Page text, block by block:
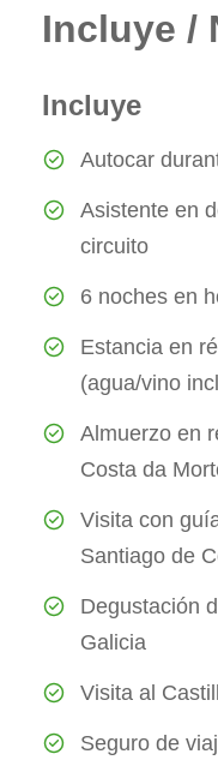
Incluye /
Incluye
Autocar
Asistente en
circuito
6 noches en
Estancia en
(agua/vino
Almuerzo en
Costa da
Visita con
Santiago de
Degustación
Galicia
Visita al
Seguro de